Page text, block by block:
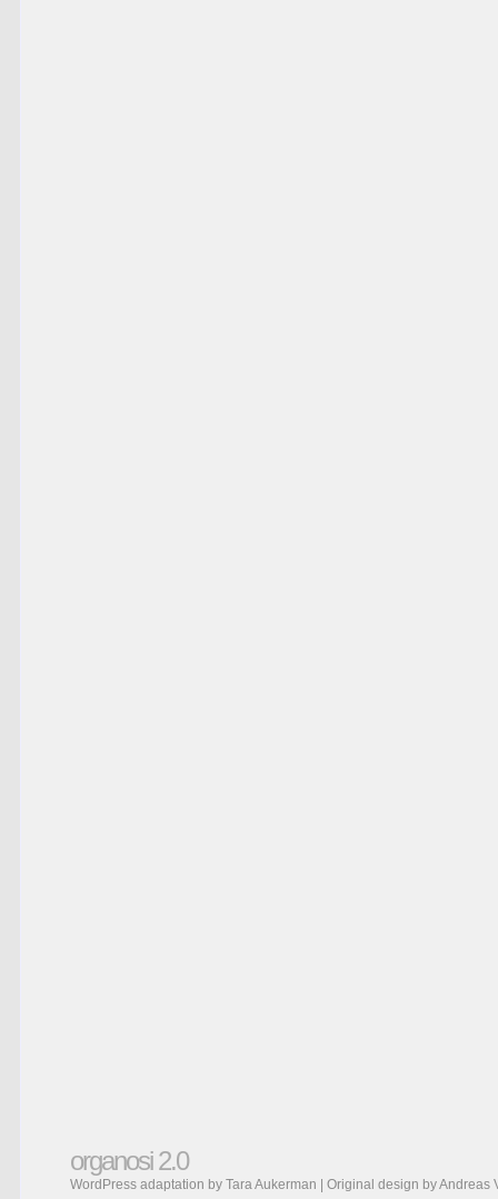
organosi 2.0
WordPress adaptation by Tara Aukerman | Original design byAndreas